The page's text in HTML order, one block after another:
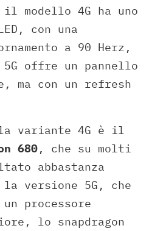
modello 4G ha uno
con una
a 90 Herz,
offre un pannello
ma con un refresh
variante 4G è il
680, che su molti
abbastanza
la versione 5G, che
processore
lo snapdragon